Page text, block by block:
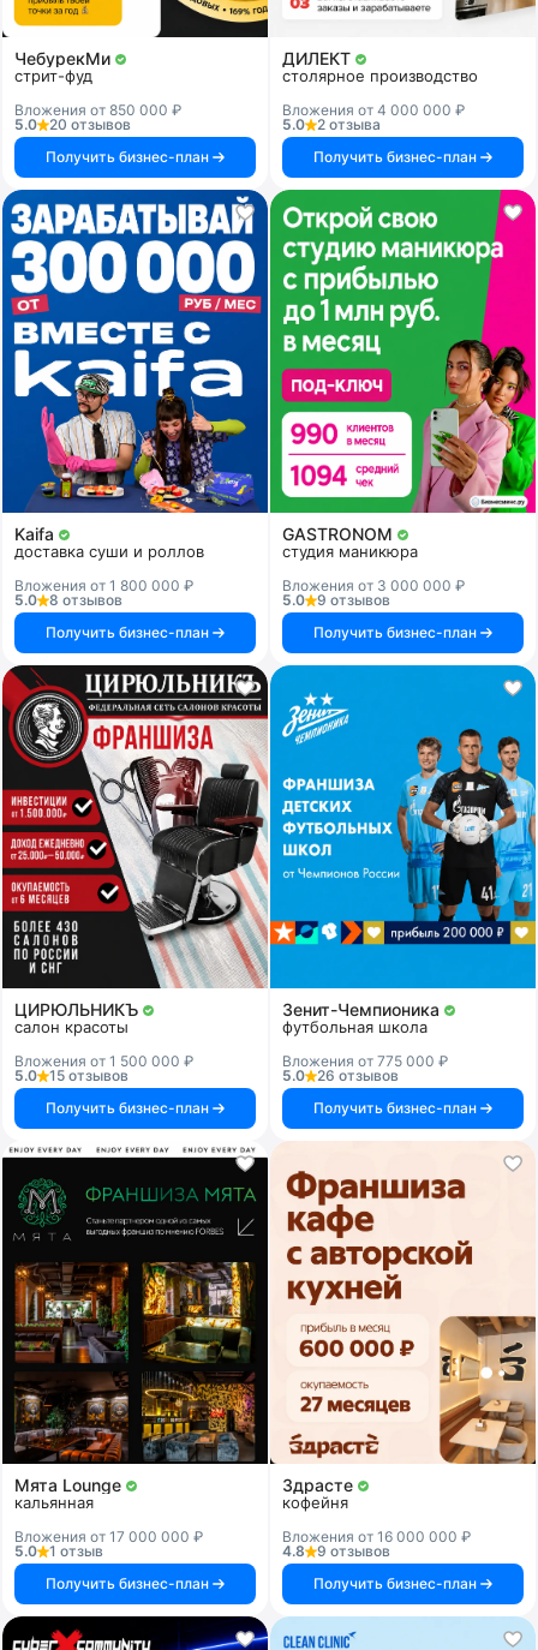
ЧебурекМи
стрит-фуд
Вложения от 850 000 ₽
5.0
20 отзывов
Получить бизнес-план
ДИЛЕКТ
столярное производство
Вложения от 4 000 000 ₽
5.0
2 отзыва
Получить бизнес-план
Kaifa
доставка суши и роллов
Вложения от 1 800 000 ₽
5.0
8 отзывов
Получить бизнес-план
GASTRONOM
студия маникюра
Вложения от 3 000 000 ₽
5.0
9 отзывов
Получить бизнес-план
ЦИРЮЛЬНИКЪ
салон красоты
Вложения от 1 500 000 ₽
5.0
15 отзывов
Получить бизнес-план
Зенит-Чемпионика
футбольная школа
Вложения от 775 000 ₽
5.0
26 отзывов
Получить бизнес-план
Мята Lounge
кальянная
Вложения от 17 000 000 ₽
5.0
1 отзыв
Получить бизнес-план
Здрасте
кофейня
Вложения от 16 000 000 ₽
4.8
9 отзывов
Получить бизнес-план